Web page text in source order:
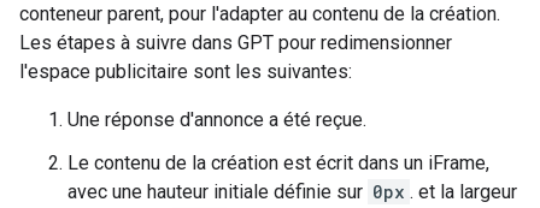
conteneur parent, pour l'adapter au contenu de la création.
Les étapes à suivre dans GPT pour redimensionner
l'espace publicitaire sont les suivantes:
Une réponse d'annonce a été reçue.
Le contenu de la création est écrit dans un iFrame,
avec une hauteur initiale définie sur 0px . et la largeur